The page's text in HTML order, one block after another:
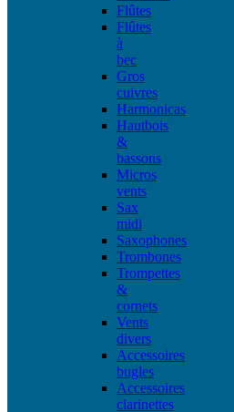
Flûtes
Flûtes
à
bec
Gros
cuivres
Harmonicas
Hautbois
&
bassons
Micros
vents
Sax
midi
Saxophones
Trombones
Trompettes
&
cornets
Vents
divers
Accessoires
bugles
Accessoires
clarinettes